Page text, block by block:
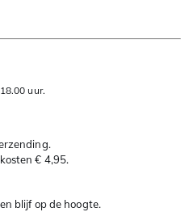
uur.
€ 4,95.
blijf op de hoogte.